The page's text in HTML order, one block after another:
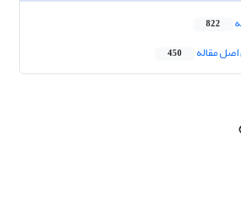
822
مقاله 450